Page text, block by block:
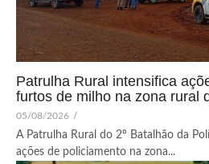
Patrulha Rural intensifica
furtos de milho na zona rural
05/08/2026 /
A Patrulha Rural do 2º Batalhão da
ações de policiamento na zona...